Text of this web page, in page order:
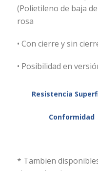
(Polietileno de baja
rosa
• Con cierre y sin
• Posibilidad en
Resistencia
Conformidad
* Tambien